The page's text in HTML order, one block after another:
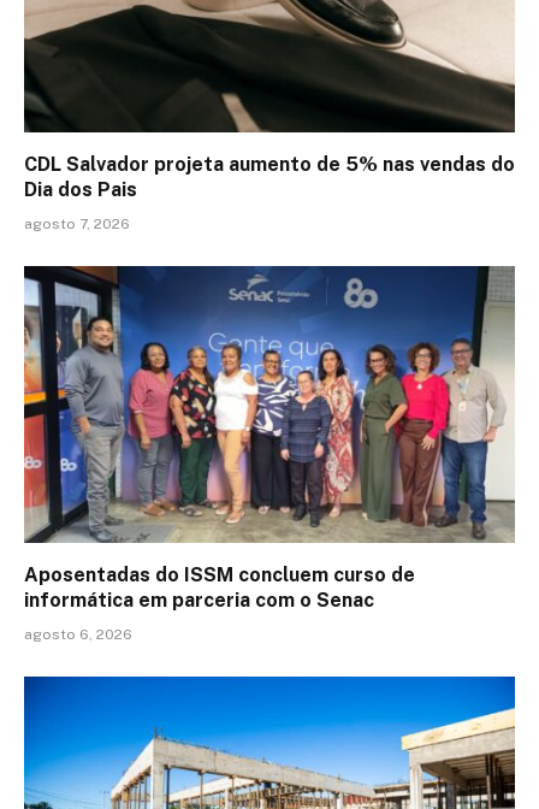
CDL Salvador projeta aumento de 5% nas vendas do
Dia dos Pais
agosto 7, 2026
Aposentadas do ISSM concluem curso de
informática em parceria com o Senac
agosto 6, 2026